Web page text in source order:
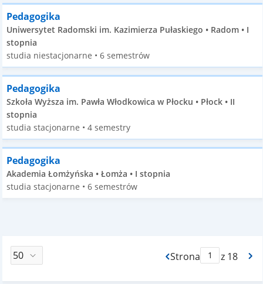
Pedagogika
Uniwersytet Radomski im. Kazimierza Pułaskiego • Radom • I
stopnia
studia niestacjonarne • 6 semestrów
Pedagogika
Szkoła Wyższa im. Pawła Włodkowica w Płocku • Płock • II
stopnia
studia stacjonarne • 4 semestry
Pedagogika
Akademia Łomżyńska • Łomża • I stopnia
studia stacjonarne • 6 semestrów
Strona
Max Stronaz 18